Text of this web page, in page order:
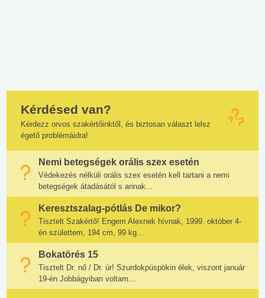
Kérdésed van?
Kérdezz orvos szakértőinktől, és biztosan választ lelsz
égető problémáidra!
Nemi betegségek orális szex esetén
Védekezés nélküli orális szex esetén kell tartani a nemi
betegségek átadásától s annak...
Keresztszalag-pótlás De mikor?
Tisztelt Szakértő! Engem Alexnek hívnak, 1999. október 4-
én születtem, 194 cm, 99 kg...
Bokatörés 15
Tisztelt Dr. nő / Dr. úr! Szurdokpüspökin élek, viszont január
19-én Jobbágyiban voltam...